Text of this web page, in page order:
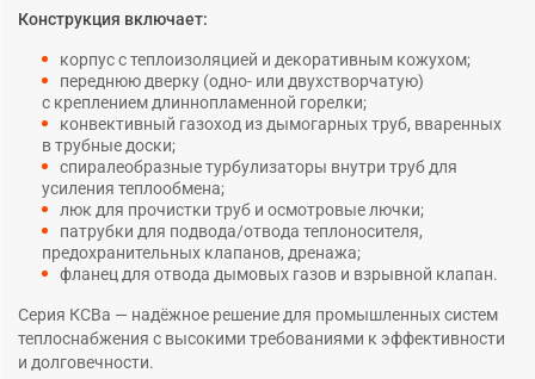
Конструкция включает:
корпус с теплоизоляцией и декоративным кожухом;
переднюю дверку (одно- или двухстворчатую)
с креплением длиннопламенной горелки;
конвективный газоход из дымогарных труб, вваренных
в трубные доски;
спиралеобразные турбулизаторы внутри труб для
усиления теплообмена;
люк для прочистки труб и осмотровые лючки;
патрубки для подвода/отвода теплоносителя,
предохранительных клапанов, дренажа;
фланец для отвода дымовых газов и взрывной клапан.
Серия КСВа — надёжное решение для промышленных систем
теплоснабжения с высокими требованиями к эффективности
и долговечности.